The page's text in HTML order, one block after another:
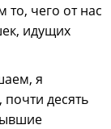
чего от нас
идущих
я
десять